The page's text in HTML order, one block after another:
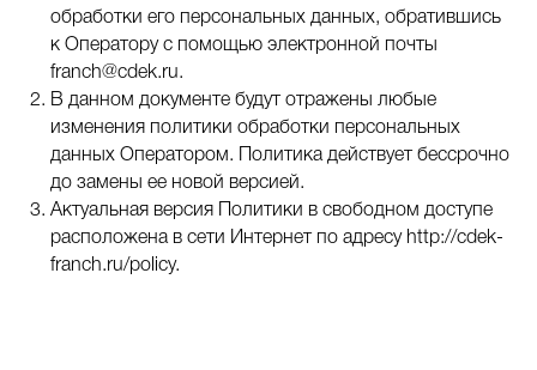
обработки его персональных данных, обратившись
к Оператору с помощью электронной почты
franch@cdek.ru.
В данном документе будут отражены любые
изменения политики обработки персональных
данных Оператором. Политика действует бессрочно
до замены ее новой версией.
Актуальная версия Политики в свободном доступе
расположена в сети Интернет по адресу http://cdek-
franch.ru/policy.